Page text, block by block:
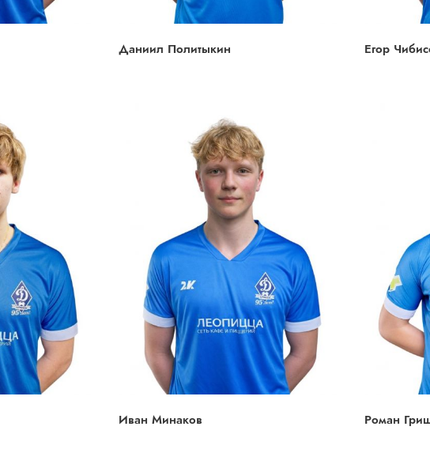
Даниил Политыкин Егор
Иван Минаков Роман